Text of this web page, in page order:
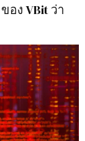
อง VBit ว่า